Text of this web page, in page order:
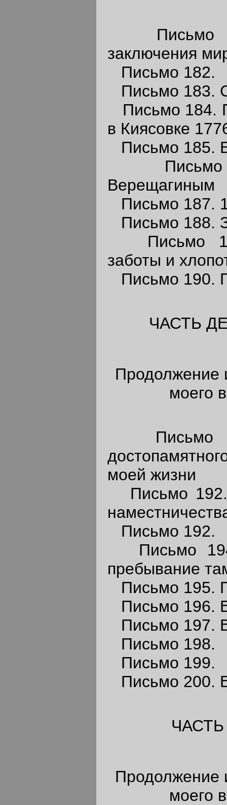
Письмо
заключения
Письмо 182.
Письмо 183.
Письмо 184.
в Киясовке
Письмо 185.
Письмо
Верещагиным
Письмо 187.
Письмо 188.
Письмо
заботы и
Письмо 190.
ЧАСТЬ
Продолжение
моего
Письмо
моей жизни
Письмо 192.
Письмо 192.
Письмо
пребывание
Письмо 195.
Письмо 196.
Письмо 197.
Письмо 198.
Письмо 199.
Письмо 200.
Продолжение
моего